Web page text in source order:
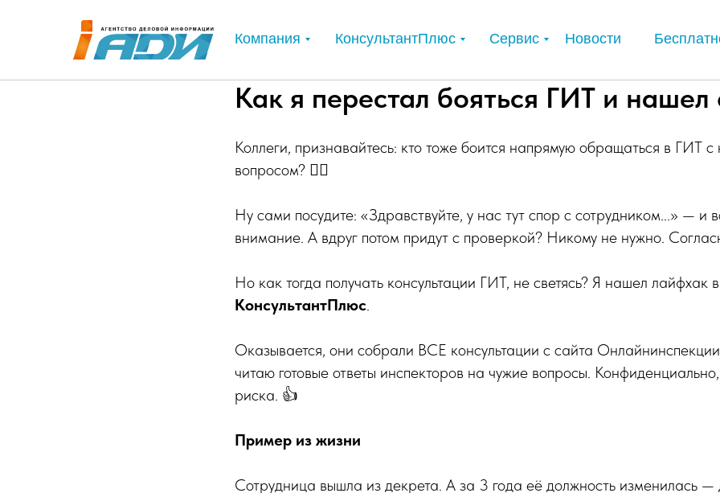
Компания КонсультантПлюс Сервис Новости
Как я перестал бояться ГИТ и нашел
Коллеги, признавайтесь: кто тоже боится напрямую обращаться в ГИТ
вопросом? 🙋‍♂️
Ну сами посудите: «Здравствуйте, у нас тут спор с сотрудником...» — и
внимание. А вдруг потом придут с проверкой? Никому не нужно.
Но как тогда получать консультации ГИТ, не светясь? Я нашел лайфхак в
КонсультантПлюс.
Оказывается, они собрали ВСЕ консультации с сайта
читаю готовые ответы инспекторов на чужие вопросы.
риска. 👍
Пример из жизни
Сотрудница вышла из декрета. А за 3 года её должность изменилась —